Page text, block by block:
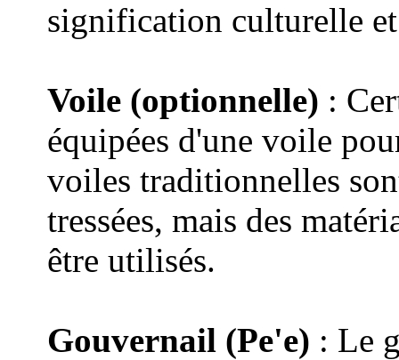
signification culturelle
Voile (optionnelle) :
équipées d'une voile
voiles traditionnelles
tressées, mais des
être utilisés.
Gouvernail (Pe'e) : Le